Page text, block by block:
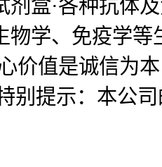
剂盒·各种抗体
物学、免疫学
价值是诚信为
别提示：本公